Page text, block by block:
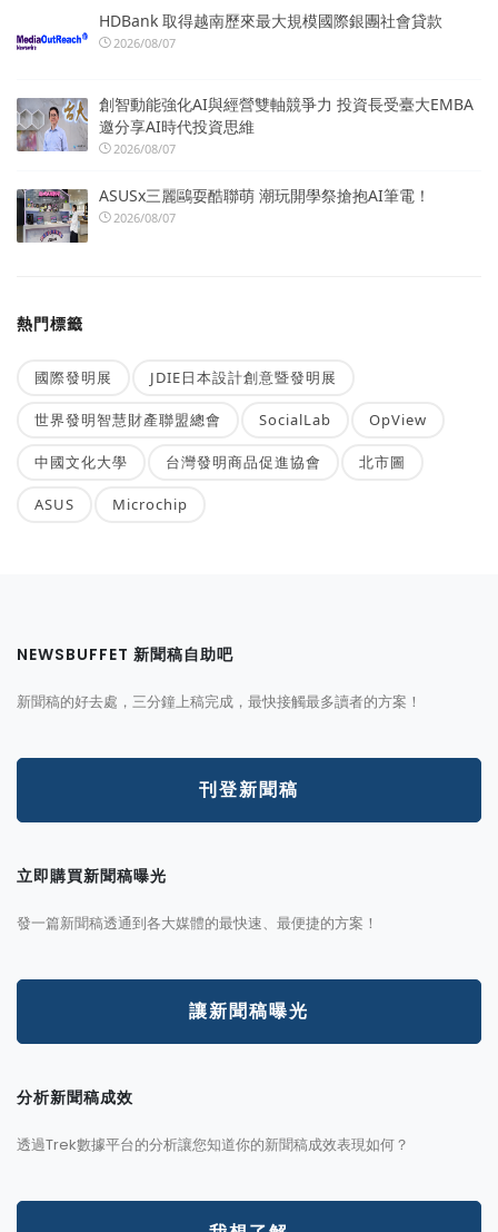
HDBank 取得越南歷來最大規模國際銀團社會貸款
2026/08/07
創智動能強化AI與經營雙軸競爭力 投資長受臺大EMBA
邀分享AI時代投資思維
2026/08/07
ASUSx三麗鷗耍酷聯萌 潮玩開學祭搶抱AI筆電！
2026/08/07
熱門標籤
國際發明展 JDIE日本設計創意暨發明展
世界發明智慧財產聯盟總會 SocialLab OpView
中國文化大學 台灣發明商品促進協會 北市圖
ASUS Microchip
NEWSBUFFET 新聞稿自助吧
新聞稿的好去處，三分鐘上稿完成，最快接觸最多讀者的方案！
刊登新聞稿
立即購買新聞稿曝光
發一篇新聞稿透通到各大媒體的最快速、最便捷的方案！
讓新聞稿曝光
分析新聞稿成效
透過Trek數據平台的分析讓您知道你的新聞稿成效表現如何？